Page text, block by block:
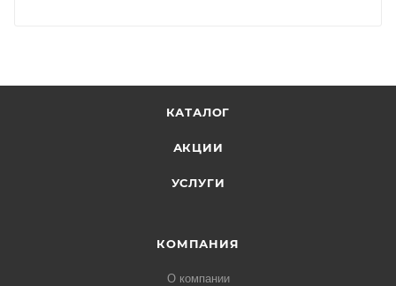
КАТАЛОГ
АКЦИИ
УСЛУГИ
КОМПАНИЯ
О компании